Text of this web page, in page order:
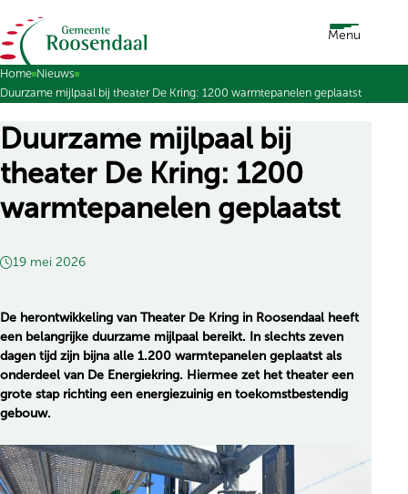
Ga naar de inhoud Menu
Home Nieuws
Duurzame mijlpaal bij theater De Kring: 1200 warmtepanelen geplaatst
Duurzame mijlpaal bij
theater De Kring: 1200
warmtepanelen geplaatst
19 mei 2026
De herontwikkeling van Theater De Kring in Roosendaal heeft
een belangrijke duurzame mijlpaal bereikt. In slechts zeven
dagen tijd zijn bijna alle 1.200 warmtepanelen geplaatst als
onderdeel van De Energiekring. Hiermee zet het theater een
grote stap richting een energiezuinig en toekomstbestendig
gebouw.